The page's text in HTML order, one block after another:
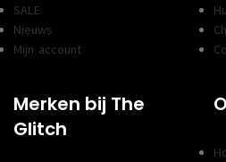
SALE
Nieuws
Mijn account
Merken bij The
Glitch